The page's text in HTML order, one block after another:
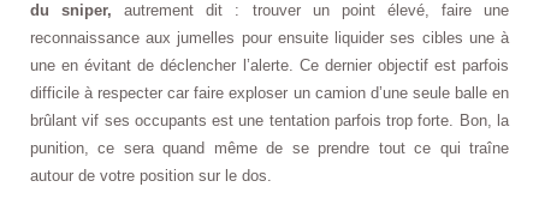
du sniper, autrement dit : trouver un point élevé, faire une
reconnaissance aux jumelles pour ensuite liquider ses cibles une à
une en évitant de déclencher l’alerte. Ce dernier objectif est parfois
difficile à respecter car faire exploser un camion d’une seule balle en
brûlant vif ses occupants est une tentation parfois trop forte. Bon, la
punition, ce sera quand même de se prendre tout ce qui traîne
autour de votre position sur le dos.